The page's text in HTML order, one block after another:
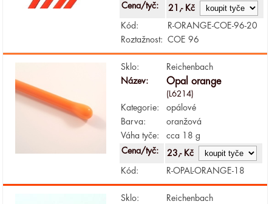
Cena/tyč:
21,- Kč
Kód:
R-ORANGE-COE-96-20
Roztažnost:
COE 96
Sklo:
Reichenbach
Název:
Opal orange
(L6214)
Kategorie:
opálové
Barva:
oranžová
Váha tyče:
cca 18 g
Cena/tyč:
23,- Kč
Kód: R-OPAL-ORANGE-18
Sklo:
Reichenbach